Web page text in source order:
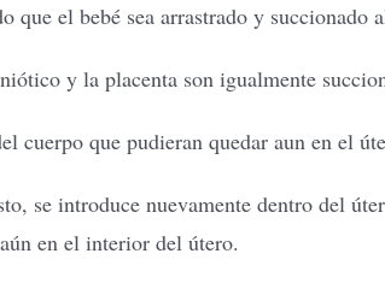
que el bebé sea arrastrado y
y la placenta son igualmente
cuerpo que pudieran quedar aun en el
se introduce nuevamente dentro del
en el interior del útero.